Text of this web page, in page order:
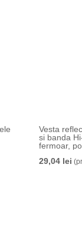
Vesta
si banda
fermoar,
29,04 lei